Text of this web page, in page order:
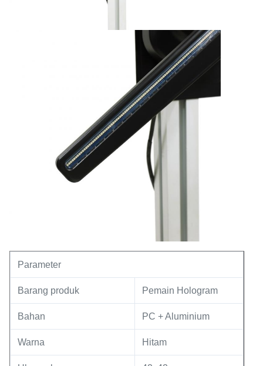
Parameter
Barang produk Pemain Hologram
Bahan PC + Aluminium
Warna Hitam